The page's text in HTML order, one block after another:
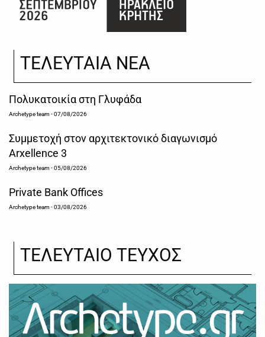
ΤΕΛΕΥΤΑΙΑ ΝΕΑ
Πολυκατοικία στη Γλυφάδα
Archetype team- 07/08/2026
Συμμετοχή στον αρχιτεκτονικό διαγωνισμό
Arxellence 3
Archetype team- 05/08/2026
Private Bank Offices
Archetype team- 03/08/2026
ΤΕΛΕΥΤΑΙΟ ΤΕΥΧΟΣ